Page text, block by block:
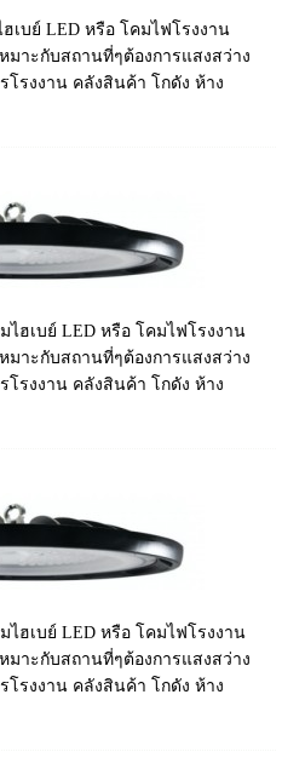
ฮเบย์ LED หรือ โคมไฟโรงงาน
มาะกับสถานที่ๆต้องการแสงสว่าง
โรงงาน คลังสินค้า โกดัง ห้าง
ไฮเบย์ LED หรือ โคมไฟโรงงาน
มาะกับสถานที่ๆต้องการแสงสว่าง
โรงงาน คลังสินค้า โกดัง ห้าง
ไฮเบย์ LED หรือ โคมไฟโรงงาน
มาะกับสถานที่ๆต้องการแสงสว่าง
โรงงาน คลังสินค้า โกดัง ห้าง